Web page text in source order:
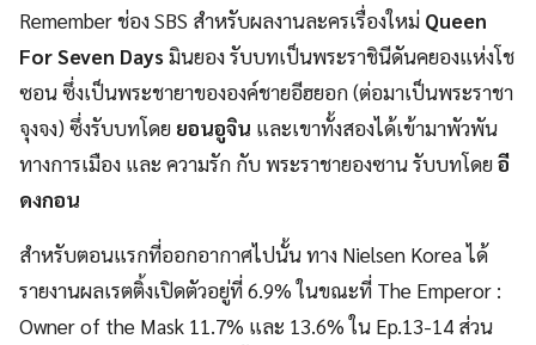
Remember ช่อง SBS สำหรับผลงานละครเรื่องใหม่ Queen
For Seven Daysมินยอง รับบทเป็นพระราชินีดันคยองแห่งโช
ซอน ซึ่งเป็นพระชายาขององค์ชายอีฮยอก (ต่อมาเป็นพระราชา
จุงจง) ซึ่งรับบทโดย ยอนอูจิน และเขาทั้งสองได้เข้ามาพัวพัน
ทางการเมือง และ ความรัก กับ พระราชายองซาน รับบทโดยอี
ดงกอน
สำหรับตอนแรกที่ออกอากาศไปนั้น ทาง Nielsen Korea ได้
รายงานผลเรตติ้งเปิดตัวอยู่ที่ 6.9% ในขณะที่ The Emperor :
Owner of the Mask 11.7% และ 13.6% ใน Ep.13-14 ส่วน